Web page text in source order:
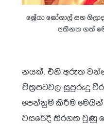
ශ්‍රේයා ඝෝශාල් සහ
අතිනත ගත්
නයක්. එහි අරුත
චිත්‍රපටවල සුපුරුදු
පෙන්නුම් කිරීම මෙයින්
වසරේදී තිරගත වුණු